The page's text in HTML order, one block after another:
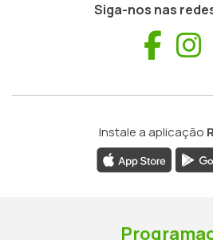
Siga-nos nas
Instale a aplicação